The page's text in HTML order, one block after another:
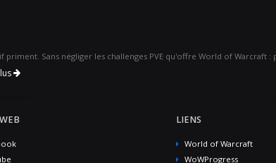
Sans négliger les challenges PVE qu'offre World of Warcraft :
LIENS
World of Warcraft
WoWProgress